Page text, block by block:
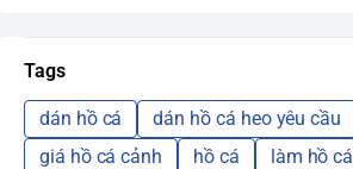
Tags
dán hồ cá
dán hồ cá heo yêu cầu
giá hồ cá cảnh
hồ cá
làm hồ cá